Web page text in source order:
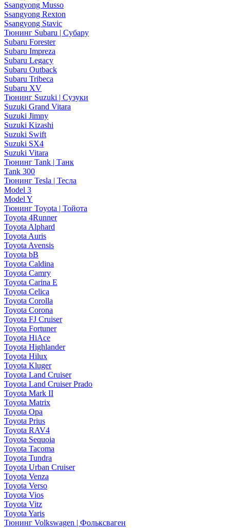
Ssangyong Musso
Ssangyong Rexton
Ssangyong Stavic
Тюнинг Subaru | Субару
Subaru Forester
Subaru Impreza
Subaru Legacy
Subaru Outback
Subaru Tribeca
Subaru XV
Тюнинг Suzuki | Сузуки
Suzuki Grand Vitara
Suzuki Jimny
Suzuki Kizashi
Suzuki Swift
Suzuki SX4
Suzuki Vitara
Тюнинг Tank | Танк
Tank 300
Тюнинг Tesla | Тесла
Model 3
Model Y
Тюнинг Toyota | Тойота
Toyota 4Runner
Toyota Alphard
Toyota Auris
Toyota Avensis
Toyota bB
Toyota Caldina
Toyota Camry
Toyota Carina E
Toyota Celica
Toyota Corolla
Toyota Corona
Toyota FJ Cruiser
Toyota Fortuner
Toyota HiAce
Toyota Highlander
Toyota Hilux
Toyota Kluger
Toyota Land Cruiser
Toyota Land Cruiser Prado
Toyota Mark II
Toyota Matrix
Toyota Opa
Toyota Prius
Toyota RAV4
Toyota Sequoia
Toyota Tacoma
Toyota Tundra
Toyota Urban Cruiser
Toyota Venza
Toyota Verso
Toyota Vios
Toyota Vitz
Toyota Yaris
Тюнинг Volkswagen | Фольксваген